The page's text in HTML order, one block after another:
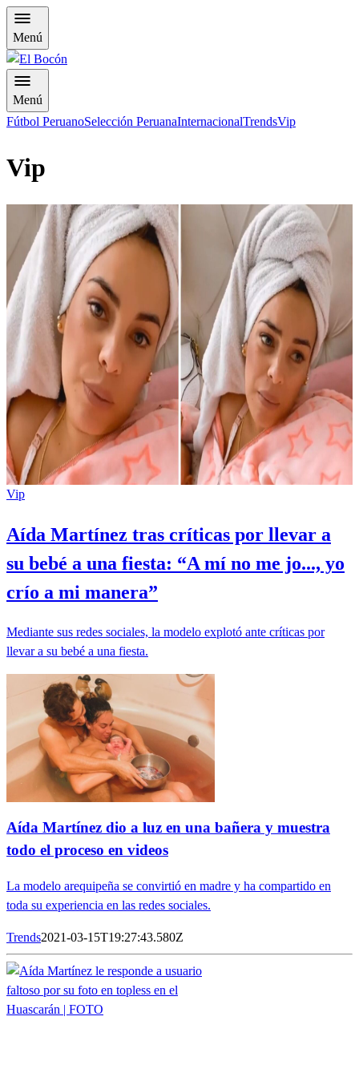
Menú
Menú
Fútbol PeruanoSelección PeruanaInternacionalTrendsVip
Vip
Vip
Aída Martínez tras críticas por llevar a
su bebé a una fiesta: “A mí no me jo..., yo
crío a mi manera”
Mediante sus redes sociales, la modelo explotó ante críticas por
llevar a su bebé a una fiesta.
Aída Martínez dio a luz en una bañera y muestra
todo el proceso en videos
La modelo arequipeña se convirtió en madre y ha compartido en
toda su experiencia en las redes sociales.
Trends2021-03-15T19:27:43.580Z